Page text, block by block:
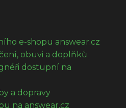
e-shopu answear.cz
obuvi a doplňků
dostupní na
a dopravy
na answear.cz